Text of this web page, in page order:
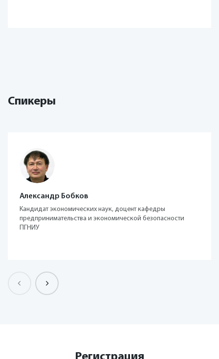
Спикеры
Александр Бобков
Кандидат экономических наук, доцент кафедры
предпринимательства и экономической безопасности
ПГНИУ